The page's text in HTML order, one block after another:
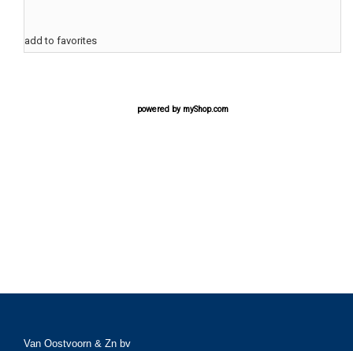
add to favorites
powered by myShop.com
Van Oostvoorn & Zn bv